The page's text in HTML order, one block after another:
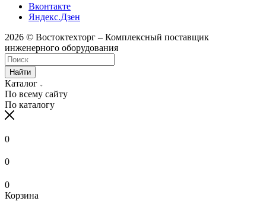
Вконтакте
Яндекс.Дзен
2026 © Востоктехторг – Комплексный поставщик
инженерного оборудования
Найти
Каталог
По всему сайту
По каталогу
0
0
0
Корзина